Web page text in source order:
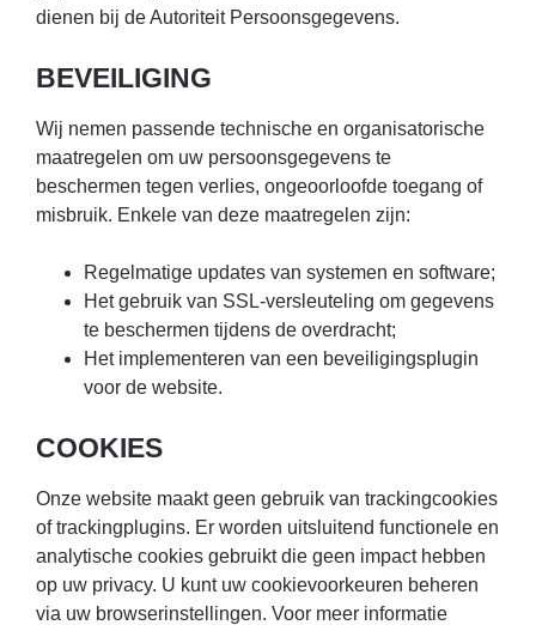
dienen bij de Autoriteit Persoonsgegevens.
BEVEILIGING
Wij nemen passende technische en organisatorische
maatregelen om uw persoonsgegevens te
beschermen tegen verlies, ongeoorloofde toegang of
misbruik. Enkele van deze maatregelen zijn:
Regelmatige updates van systemen en software;
Het gebruik van SSL-versleuteling om gegevens
te beschermen tijdens de overdracht;
Het implementeren van een beveiligingsplugin
voor de website.
COOKIES
Onze website maakt geen gebruik van trackingcookies
of trackingplugins. Er worden uitsluitend functionele en
analytische cookies gebruikt die geen impact hebben
op uw privacy. U kunt uw cookievoorkeuren beheren
via uw browserinstellingen. Voor meer informatie